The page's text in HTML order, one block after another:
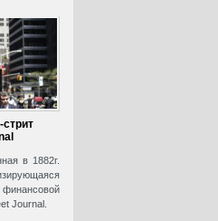
в 1882г.
Journal.